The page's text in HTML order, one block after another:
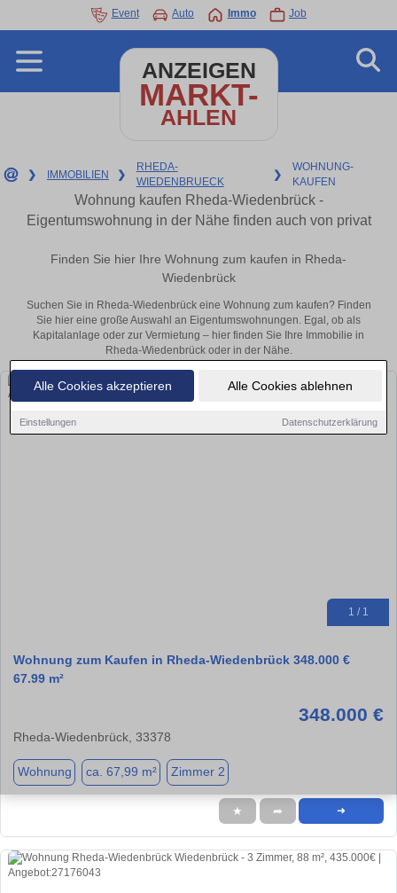
Alle Cookies akzeptieren Alle Cookies ablehnen
Einstellungen Datenschutzerklärung
Event Auto Immo Job
ANZEIGEN
MARKT-
AHLEN
❯ IMMOBILIEN ❯
RHEDA-
WIEDENBRUECK
❯
WOHNUNG-
KAUFEN
Wohnung kaufen Rheda-Wiedenbrück -
Eigentumswohnung in der Nähe finden auch von privat
Finden Sie hier Ihre Wohnung zum kaufen in Rheda-
Wiedenbrück
Suchen Sie in Rheda-Wiedenbrück eine Wohnung zum kaufen? Finden
Sie hier eine große Auswahl an Eigentumswohnungen. Egal, ob als
Kapitalanlage oder zur Vermietung – hier finden Sie Ihre Immobilie in
Rheda-Wiedenbrück oder in der Nähe.
1 / 1
Wohnung zum Kaufen in Rheda-Wiedenbrück 348.000 €
67.99 m²
348.000 €
Rheda-Wiedenbrück, 33378
Wohnung ca. 67,99 m² Zimmer 2
★ ➦ ➜